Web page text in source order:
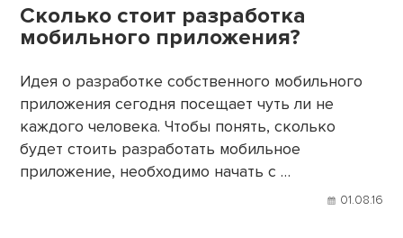
Сколько стоит разработка
мобильного приложения?
Идея о разработке собственного мобильного
приложения сегодня посещает чуть ли не
каждого человека. Чтобы понять, сколько
будет стоить разработать мобильное
приложение, необходимо начать с …
01.08.16